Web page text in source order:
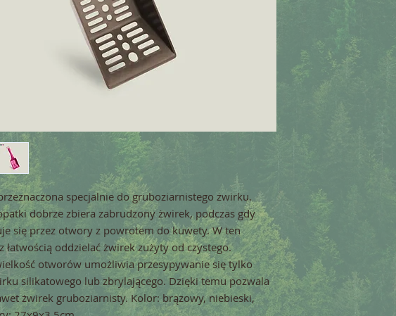
specjalnie do gruboziarnistego żwirku.
dobrze zbiera zabrudzony żwirek, podczas gdy
się przez otwory z powrotem do kuwety. W ten
łatwością oddzielać żwirek zużyty od czystego.
otworów umożliwia przesypywanie się tylko
silikatowego lub zbrylającego. Dzięki temu pozwala
żwirek gruboziarnisty. Kolor: brązowy, niebieski,